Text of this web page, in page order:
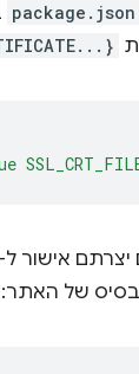
אישור ל-
של האתר: